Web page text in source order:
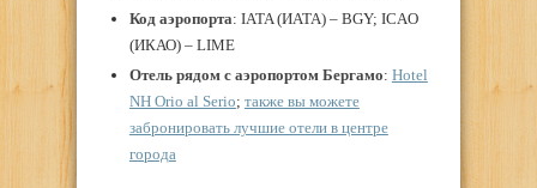
Код аэропорта: IATA (ИАТА) – BGY; ICAO
(ИКАО) – LIME
Отель рядом с аэропортом Бергамо: Hotel
NH Orio al Serio; также вы можете
забронировать лучшие отели в центре
города